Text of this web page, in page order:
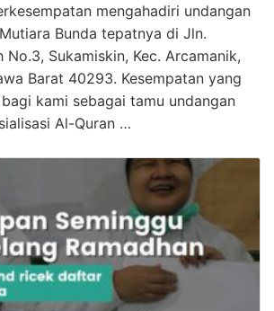
mengahadiri undangan
Bunda tepatnya di Jln.
No.3, Sukamiskin, Kec. Arcamanik,
Barat 40293. Kesempatan yang
kami sebagai tamu undangan
Al-Quran …